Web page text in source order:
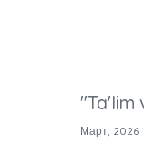
"Ta'lim
Март, 2026